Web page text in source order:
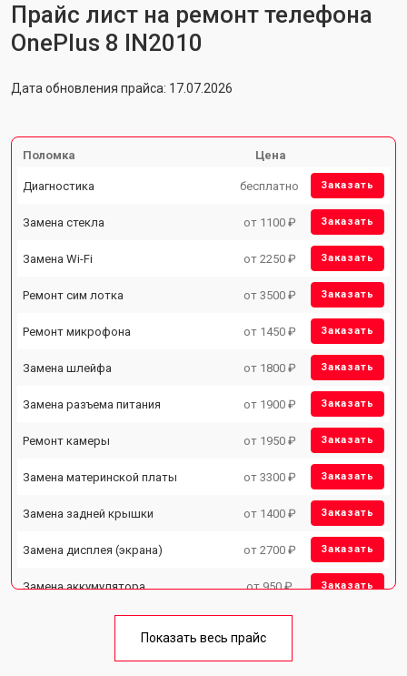
Прайс лист на ремонт телефона
OnePlus 8 IN2010
Дата обновления прайса: 17.07.2026
Поломка Цена
Диагностика бесплатно Заказать
Замена стекла от 1100 ₽ Заказать
Замена Wi-Fi от 2250 ₽ Заказать
Ремонт сим лотка от 3500 ₽ Заказать
Ремонт микрофона от 1450 ₽ Заказать
Замена шлейфа от 1800 ₽ Заказать
Замена разъема питания от 1900 ₽ Заказать
Ремонт камеры от 1950 ₽ Заказать
Замена материнской платы от 3300 ₽ Заказать
Замена задней крышки от 1400 ₽ Заказать
Замена дисплея (экрана) от 2700 ₽ Заказать
Замена аккумулятора от 950 ₽ Заказать
Ремонт цепи питания от 3200 ₽
Показать весь прайс